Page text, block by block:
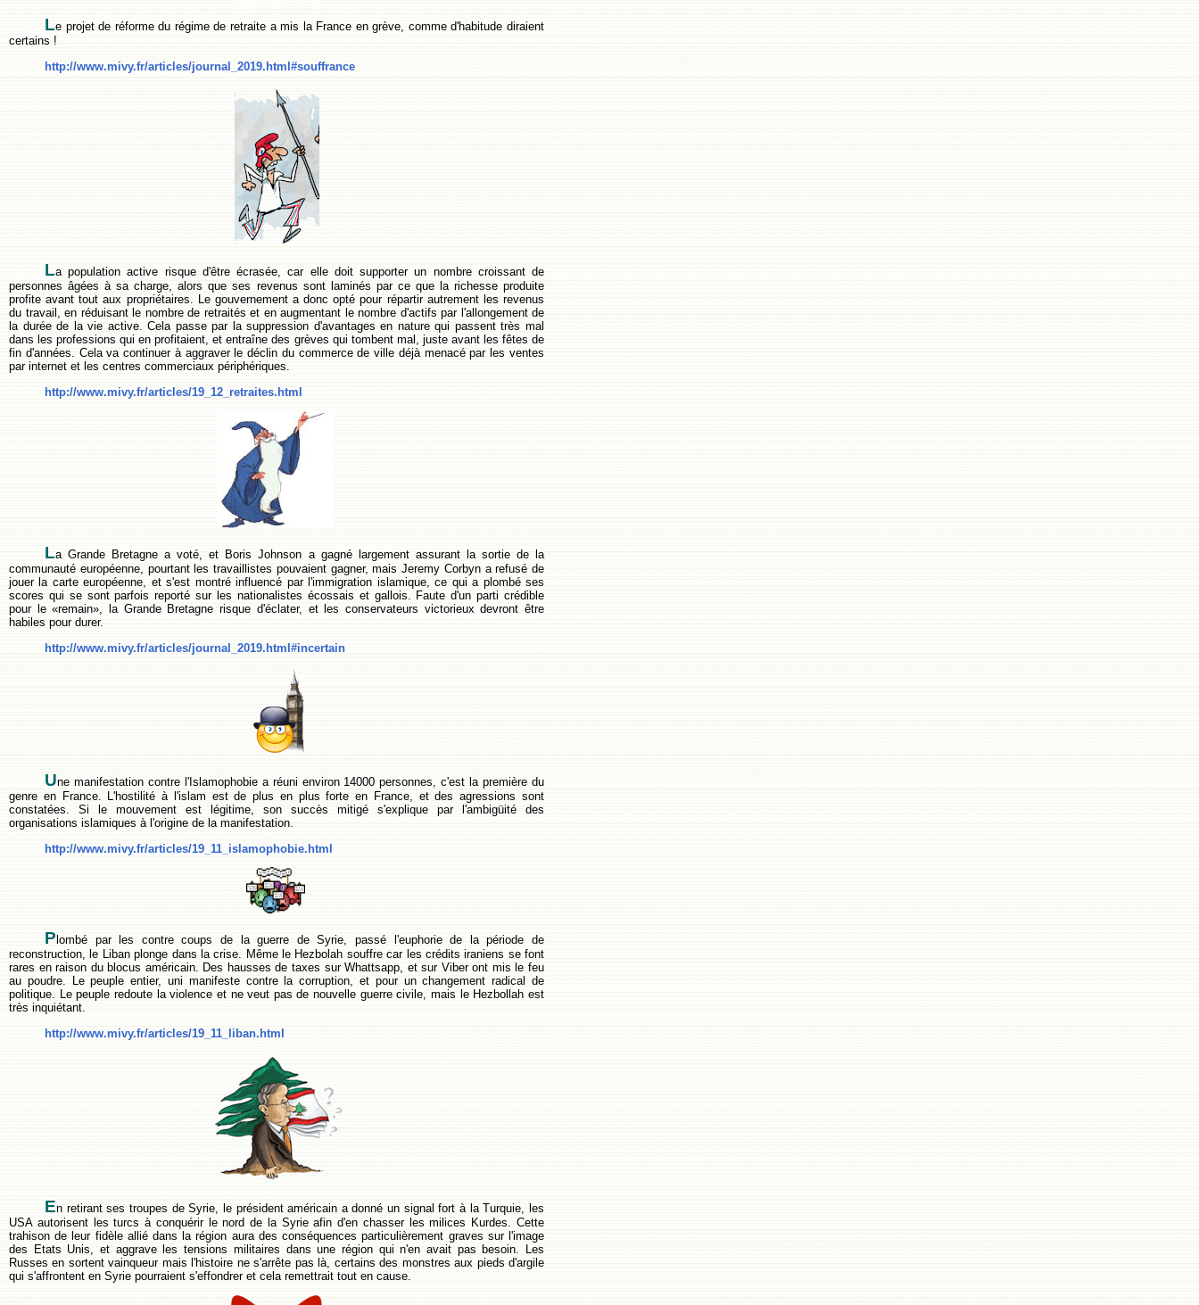
Le projet de réforme du régime de retraite a mis la France en grève, comme d'habitude diraient
certains !
http://www.mivy.fr/articles/journal_2019.html#souffrance
La population active risque d'être écrasée, car elle doit supporter un nombre croissant de
personnes âgées à sa charge, alors que ses revenus sont laminés par ce que la richesse produite
profite avant tout aux propriétaires. Le gouvernement a donc opté pour répartir autrement les revenus
du travail, en réduisant le nombre de retraités et en augmentant le nombre d'actifs par l'allongement de
la durée de la vie active. Cela passe par la suppression d'avantages en nature qui passent très mal
dans les professions qui en profitaient, et entraîne des grèves qui tombent mal, juste avant les fêtes de
fin d'années. Cela va continuer à aggraver le déclin du commerce de ville déjà menacé par les ventes
par internet et les centres commerciaux périphériques.
http://www.mivy.fr/articles/19_12_retraites.html
La Grande Bretagne a voté, et Boris Johnson a gagné largement assurant la sortie de la
communauté européenne, pourtant les travaillistes pouvaient gagner, mais Jeremy Corbyn a refusé de
jouer la carte européenne, et s'est montré influencé par l'immigration islamique, ce qui a plombé ses
scores qui se sont parfois reporté sur les nationalistes écossais et gallois. Faute d'un parti crédible
pour le «remain», la Grande Bretagne risque d'éclater, et les conservateurs victorieux devront être
habiles pour durer.
http://www.mivy.fr/articles/journal_2019.html#incertain
Une manifestation contre l'Islamophobie a réuni environ 14000 personnes, c'est la première du
genre en France. L'hostilité à l'islam est de plus en plus forte en France, et des agressions sont
constatées. Si le mouvement est légitime, son succès mitigé s'explique par l'ambigüité des
organisations islamiques à l'origine de la manifestation.
http://www.mivy.fr/articles/19_11_islamophobie.html
P lombé par les contre coups de la guerre de Syrie, passé l'euphorie de la période de
reconstruction, le Liban plonge dans la crise. Même le Hezbolah souffre car les crédits iraniens se font
rares en raison du blocus américain. Des hausses de taxes sur Whattsapp, et sur Viber ont mis le feu
au poudre. Le peuple entier, uni manifeste contre la corruption, et pour un changement radical de
politique. Le peuple redoute la violence et ne veut pas de nouvelle guerre civile, mais le Hezbollah est
très inquiétant.
http://www.mivy.fr/articles/19_11_liban.html
En retirant ses troupes de Syrie, le président américain a donné un signal fort à la Turquie, les
USA autorisent les turcs à conquérir le nord de la Syrie afin d'en chasser les milices Kurdes. Cette
trahison de leur fidèle allié dans la région aura des conséquences particulièrement graves sur l'image
des Etats Unis, et aggrave les tensions militaires dans une région qui n'en avait pas besoin. Les
Russes en sortent vainqueur mais l'histoire ne s'arrête pas là, certains des monstres aux pieds d'argile
qui s'affrontent en Syrie pourraient s'effondrer et cela remettrait tout en cause.